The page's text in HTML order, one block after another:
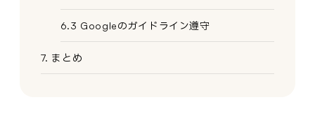
6.3 Googleのガイドライン遵守
7. まとめ